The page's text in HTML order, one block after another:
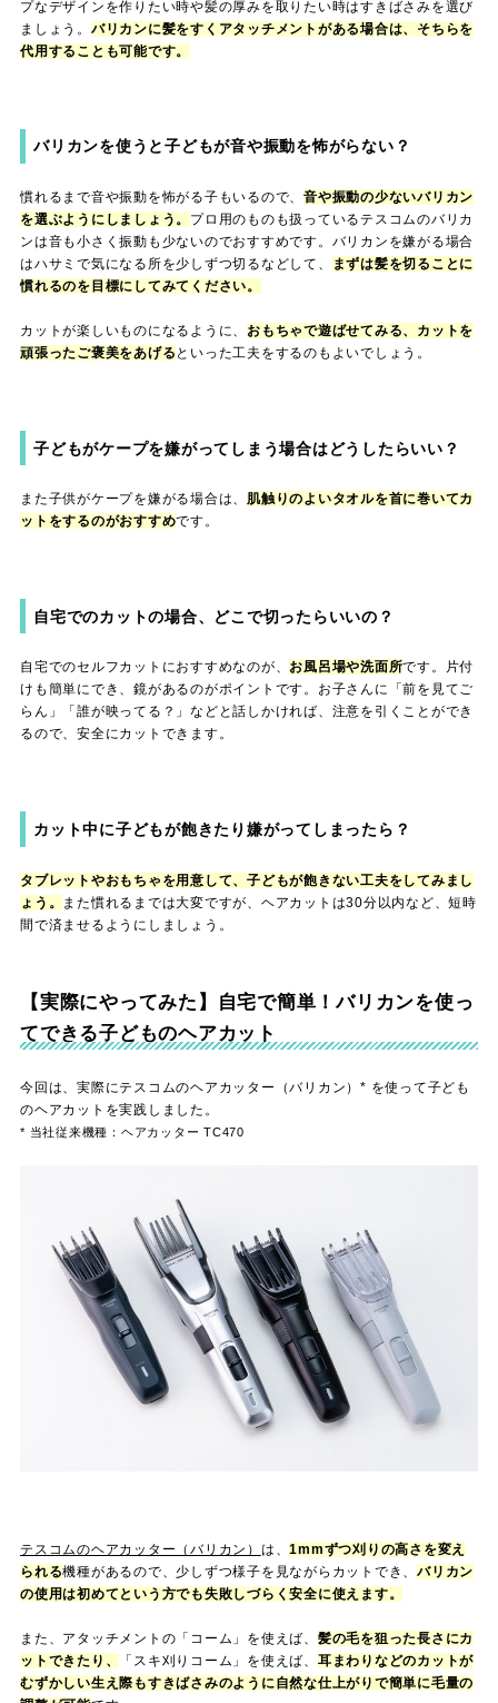
プなデザインを作りたい時や髪の厚みを取りたい時はすきばさみを選び
ましょう。 バリカンに髪をすくアタッチメントがある場合は、そちらを
代用することも可能です。
バリカンを使うと子どもが音や振動を怖がらない？
慣れるまで音や振動を怖がる子もいるので、 音や振動の少ないバリカン
を選ぶようにしましょう。 プロ用のものも扱っているテスコムのバリカ
ンは音も小さく振動も少ないのでおすすめです。バリカンを嫌がる場合
はハサミで気になる所を少しずつ切るなどして、
まずは髪を切ることに
慣れるのを目標にしてみてください。
カットが楽しいものになるように、 おもちゃで遊ばせてみる、カットを
頑張ったご褒美をあげる といった工夫をするのもよいでしょう。
子どもがケープを嫌がってしまう場合はどうしたらいい？
また子供がケープを嫌がる場合は、 肌触りのよいタオルを首に巻いてカ
ットをするのがおすすめです。
自宅でのカットの場合、どこで切ったらいいの？
自宅でのセルフカットにおすすめなのが、 お風呂場や洗面所です。片付
けも簡単にでき、鏡があるのがポイントです。お子さんに「前を見てご
らん」「誰が映ってる？」などと話しかければ、注意を引くことができ
るので、安全にカットできます。
カット中に子どもが飽きたり嫌がってしまったら？
タブレットやおもちゃを用意して、子どもが飽きない工夫をしてみまし
ょう。
また慣れるまでは大変ですが、ヘアカットは30分以内など、短時
間で済ませるようにしましょう。
【実際にやってみた】自宅で簡単！バリカンを使っ
てできる子どものヘアカット
今回は、実際にテスコムのヘアカッター（バリカン）* を使って子ども
のヘアカットを実践しました。
* 当社従来機種：ヘアカッター TC470
テスコムのヘアカッター（バリカン） は、1mmずつ刈りの高さを変え
られる機種があるので、少しずつ様子を見ながらカットでき、 バリカン
の使用は初めてという方でも失敗しづらく安全に使えます。
また、アタッチメントの「コーム」を使えば、 髪の毛を狙った長さにカ
ットできたり、
「スキ刈りコーム」を使えば、 耳まわりなどのカットが
むずかしい生え際もすきばさみのように自然な仕上がりで簡単に毛量の